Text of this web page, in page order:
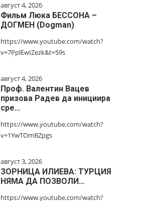
август 4, 2026
Фильм Люка БЕССОНА –
ДОГМЕН (Dogman)
https://www.youtube.com/watch?
v=7PplEwIZezk&t=59s
август 4, 2026
Проф. Валентин Вацев
призова Радев да инициира
сре…
https://www.youtube.com/watch?
v=1YwTOmBZpgs
август 3, 2026
ЗОРНИЦА ИЛИЕВА: ТУРЦИЯ
НЯМА ДА ПОЗВОЛИ…
https://www.youtube.com/watch?